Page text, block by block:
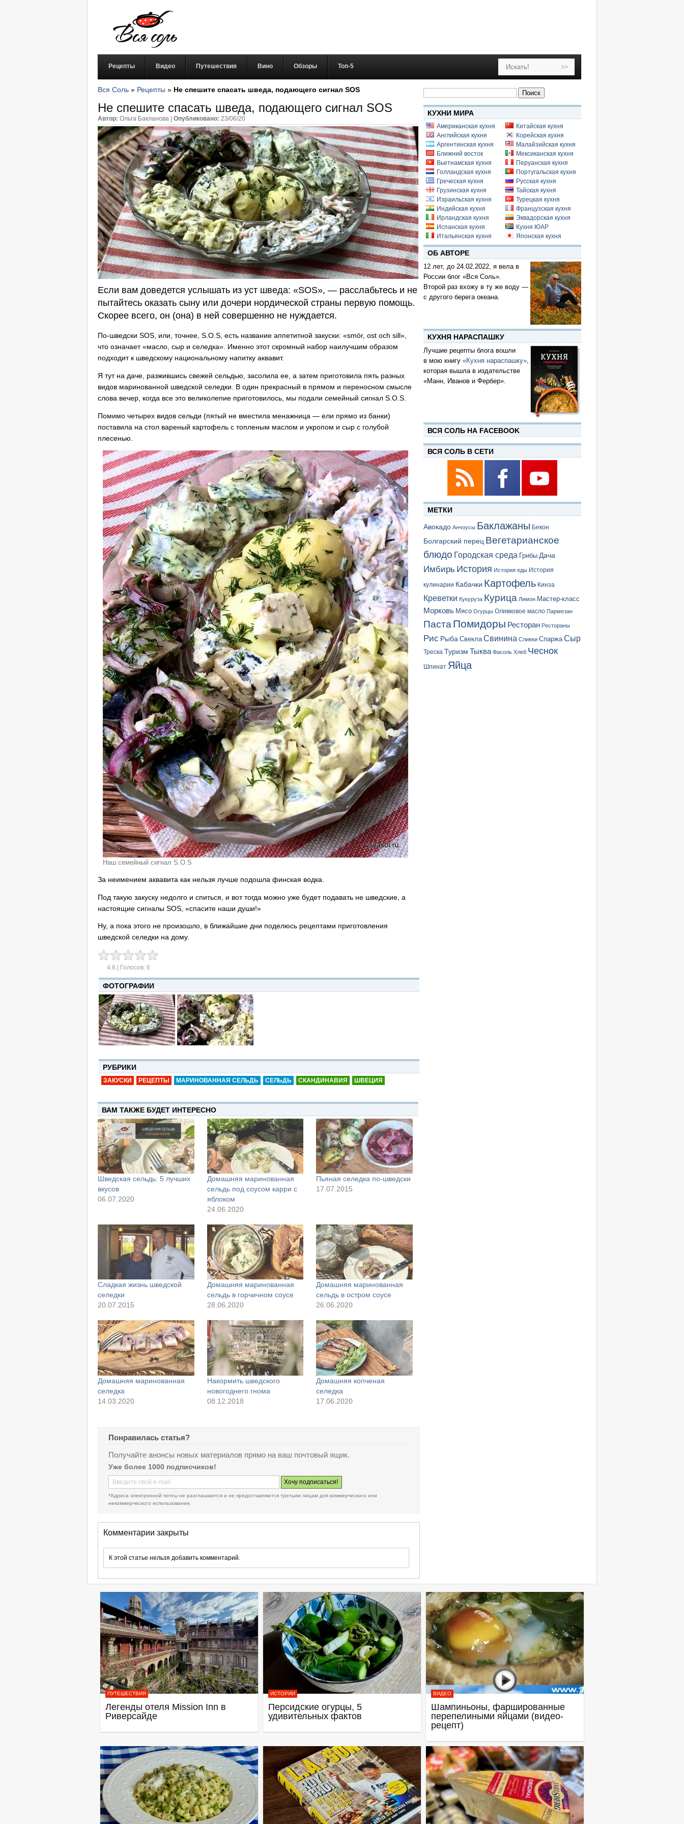
Рецепты Видео Путешествия Вино Обзоры Топ-5
Вся Соль » Рецепты » Не спешите спасать шведа, подающего сигнал SOS
Не спешите спасать шведа, подающего сигнал SOS
Автор: Ольга Бакланова | Опубликовано: 23/06/20
Если вам доведется услышать из уст шведа: «SOS», — расслабьтесь и не
пытайтесь оказать сыну или дочери нордической страны первую помощь.
Скорее всего, он (она) в ней совершенно не нуждается.
По-шведски SOS, или, точнее, S.O.S, есть название аппетитной закуски: «smör, ost och sill»,
что означает «масло, сыр и селедка». Именно этот скромный набор наилучшим образом
подходит к шведскому национальному напитку аквавит.
Я тут на даче, разжившись свежей сельдью, засолила ее, а затем приготовила пять разных
видов маринованной шведской селедки. В один прекрасный в прямом и переносном смысле
слова вечер, когда все это великолепие приготовилось, мы подали семейный сигнал S.O.S.
Помимо четырех видов сельди (пятый не вместила менажница — ели прямо из банки)
поставила на стол вареный картофель с топленым маслом и укропом и сыр с голубой
плесенью.
Наш семейный сигнал S.O.S
За неимением аквавита как нельзя лучше подошла финская водка.
Под такую закуску недолго и спиться, и вот тогда можно уже будет подавать не шведские, а
настоящие сигналы SOS, «спасите наши души!»
Ну, а пока этого не произошло, в ближайшие дни поделюсь рецептами приготовления
шведской селедки на дому.
4.8 | Голосов: 6
ФОТОГРАФИИ
РУБРИКИ
ЗАКУСКИ РЕЦЕПТЫ МАРИНОВАННАЯ СЕЛЬДЬ СЕЛЬДЬ СКАНДИНАВИЯ ШВЕЦИЯ
ВАМ ТАКЖЕ БУДЕТ ИНТЕРЕСНО
Шведская сельдь: 5 лучших
вкусов
06.07.2020
Домашняя маринованная
сельдь под соусом карри с
яблоком
24.06.2020
Пьяная селедка по-шведски
17.07.2015
Сладкая жизнь шведской
селедки
20.07.2015
Домашняя маринованная
сельдь в горчичном соусе
28.06.2020
Домашняя маринованная
сельдь в остром соусе
26.06.2020
Домашняя маринованная
селедка
14.03.2020
Накормить шведского
новогоднего гнома
08.12.2018
Домашняя копченая
селедка
17.06.2020
Понравилась статья?
Получайте анонсы новых материалов прямо на ваш почтовый ящик.
Уже более 1000 подписчиков!
*Адреса электронной почты не разглашаются и не предоставляются третьим лицам для коммерческого или
некоммерческого использования.
Комментарии закрыты
К этой статье нельзя добавить комментарий.
Найти:
КУХНИ МИРА
Американская кухня
Английская кухня
Аргентинская кухня
Ближний восток
Вьетнамская кухня
Голландская кухня
Греческая кухня
Грузинская кухня
Израильская кухня
Индийская кухня
Ирландская кухня
Испанская кухня
Итальянская кухня
Китайская кухня
Корейская кухня
Малайзийская кухня
Мексиканская кухня
Перуанская кухня
Португальская кухня
Русская кухня
Тайская кухня
Турецкая кухня
Французская кухня
Эквадорская кухня
Кухня ЮАР
Японская кухня
ОБ АВТОРЕ
12 лет, до 24.02.2022, я вела в
России блог «Вся Соль».
Второй раз вхожу в ту же воду —
с другого берега океана.
КУХНЯ НАРАСПАШКУ
Лучшие рецепты блога вошли
в мою книгу «Кухня нараспашку»,
которая вышла в издательстве
«Манн, Иванов и Фербер».
ВСЯ СОЛЬ НА FACEBOOK
ВСЯ СОЛЬ В СЕТИ
МЕТКИ
Авокадо Анчоусы Баклажаны Бекон
Болгарский перец Вегетарианское
блюдо Городская среда Грибы Дача
Имбирь История История еды История
кулинарии Кабачки Картофель Кинза
Креветки Кукуруза Курица Лимон Мастер-класс
Морковь Мясо Огурцы Оливковое масло Пармезан
ПастаПомидоры Ресторан Рестораны
Рис Рыба Свекла Свинина Сливки Спаржа Сыр
Треска Туризм Тыква Фасоль Хлеб Чеснок
Шпинат Яйца
ПУТЕШЕСТВИЯ
Легенды отеля Mission Inn в
Риверсайде
ИСТОРИИ
Персидские огурцы, 5
удивительных фактов
ВИДЕО
Шампиньоны, фаршированные
перепелиными яйцами (видео-
рецепт)